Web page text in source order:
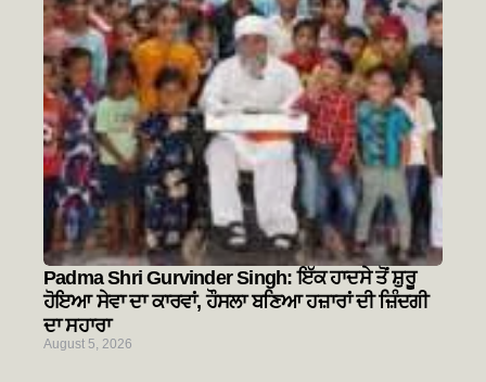
Padma Shri Gurvinder Singh: ਇੱਕ ਹਾਦਸੇ ਤੋਂ ਸ਼ੁਰੂ
ਹੋਇਆ ਸੇਵਾ ਦਾ ਕਾਰਵਾਂ, ਹੌਸਲਾ ਬਣਿਆ ਹਜ਼ਾਰਾਂ ਦੀ ਜ਼ਿੰਦਗੀ
ਦਾ ਸਹਾਰਾ
August 5, 2026